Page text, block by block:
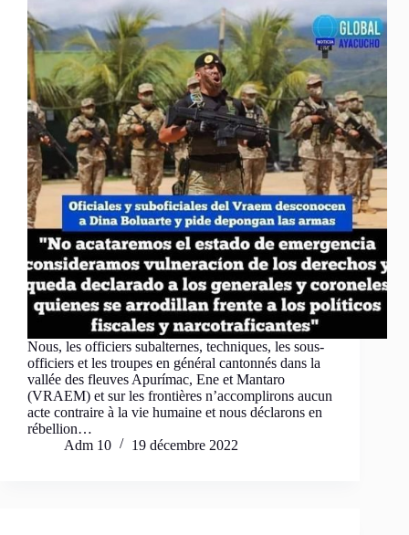
Nous, les officiers subalternes, techniques, les sous-
officiers et les troupes en général cantonnés dans la
vallée des fleuves Apurímac, Ene et Mantaro
(VRAEM) et sur les frontières n’accomplirons aucun
acte contraire à la vie humaine et nous déclarons en
rébellion…
Adm 10
19 décembre 2022